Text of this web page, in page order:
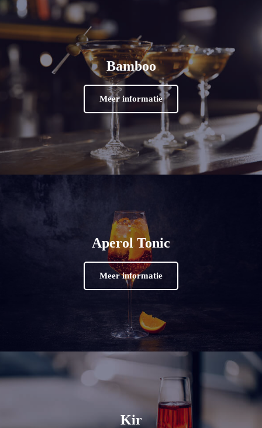
Bamboo
Meer informatie
Aperol Tonic
Meer informatie
Kir